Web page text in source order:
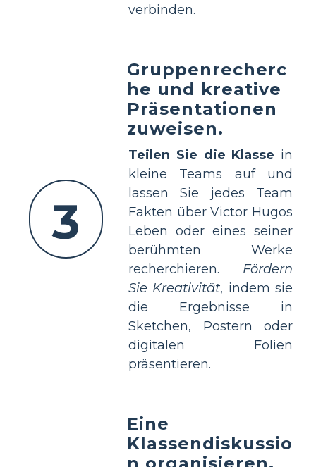
verbinden.
3
Gruppenrecherc
he und kreative
Präsentationen
zuweisen.
Teilen Sie die Klasse in
kleine Teams auf und
lassen Sie jedes Team
Fakten über Victor Hugos
Leben oder eines seiner
berühmten Werke
recherchieren. Fördern
Sie Kreativität, indem sie
die Ergebnisse in
Sketchen, Postern oder
digitalen Folien
präsentieren.
Eine
Klassendiskussio